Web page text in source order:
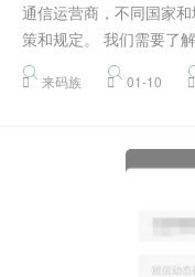
通信运营商，不同国家
策和规定。 我们需要了
来码族 01-10